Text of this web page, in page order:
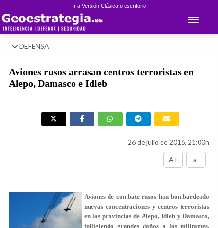
Ir a Versión Clásica o escritorio
Toggle
DEFENSA
Aviones rusos arrasan centros terroristas en
Alepo, Damasco e Idleb
26 de julio de 2016, 21:00h
A+ a-
Aviones de combate rusos han bombardeado
nuevas concentraciones y centros terroristas
en las provincias de Alepo, Idleb y Damasco,
infligiendo grandes daños a los militantes,